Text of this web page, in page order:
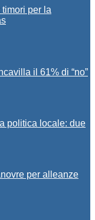
timori per la
il 61% di “no”
politica locale: due
per alleanze